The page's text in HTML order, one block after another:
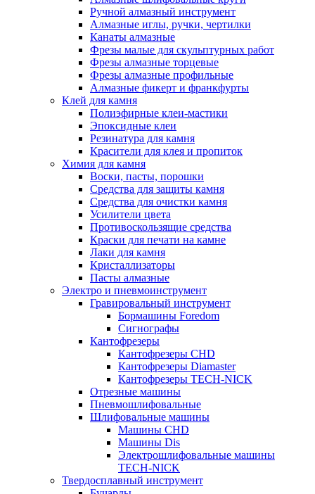
Ручной алмазный инструмент
Алмазные иглы, ручки, чертилки
Канаты алмазные
Фрезы малые для скульптурных работ
Фрезы алмазные торцевые
Фрезы алмазные профильные
Алмазные фикерт и франкфурты
Клей для камня
Полиэфирные клеи-мастики
Эпоксидные клеи
Резинатура для камня
Красители для клея и пропиток
Химия для камня
Воски, пасты, порошки
Средства для защиты камня
Средства для очистки камня
Усилители цвета
Противоскользящие средства
Краски для печати на камне
Лаки для камня
Кристаллизаторы
Пасты алмазные
Электро и пневмоинструмент
Гравировальный инструмент
Бормашины Foredom
Сигнографы
Кантофрезеры
Кантофрезеры CHD
Кантофрезеры Diamaster
Кантофрезеры TECH-NICK
Отрезные машины
Пневмошлифовальные
Шлифовальные машины
Машины CHD
Машины Dis
Электрошлифовальные машины
TECH-NICK
Твердосплавный инструмент